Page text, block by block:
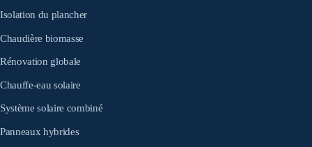
Isolation du plancher
Chaudière biomasse
Rénovation globale
Chauffe-eau solaire
Système solaire combiné
Panneaux hybrides